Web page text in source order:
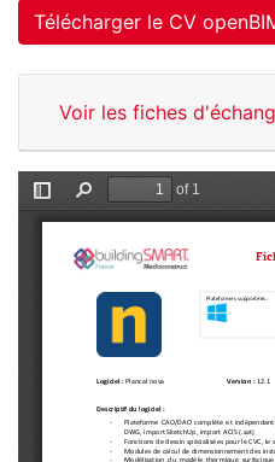
Télécharger le CV
Voir les fiches